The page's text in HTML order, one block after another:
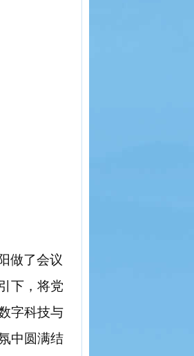
做了会议
下，将党
字科技与
中圆满结